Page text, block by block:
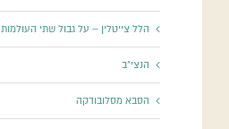
הלל צייטלין – על גבול שתי העולמות
הנצי"ב
הסבא מסלובודקה